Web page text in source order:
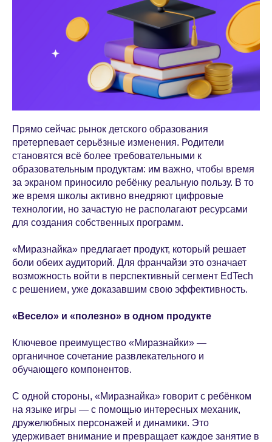
Прямо сейчас рынок детского образования
претерпевает серьёзные изменения. Родители
становятся всё более требовательными к
образовательным продуктам: им важно, чтобы время
за экраном приносило ребёнку реальную пользу. В то
же время школы активно внедряют цифровые
технологии, но зачастую не располагают ресурсами
для создания собственных программ.
«Миразнайка» предлагает продукт, который решает
боли обеих аудиторий. Для франчайзи это означает
возможность войти в перспективный сегмент EdTech
с решением, уже доказавшим свою эффективность.
«Весело» и «полезно» в одном продукте
Ключевое преимущество «Миразнайки» —
органичное сочетание развлекательного и
обучающего компонентов.
С одной стороны, «Миразнайка» говорит с ребёнком
на языке игры — с помощью интересных механик,
дружелюбных персонажей и динамики. Это
удерживает внимание и превращает каждое занятие в